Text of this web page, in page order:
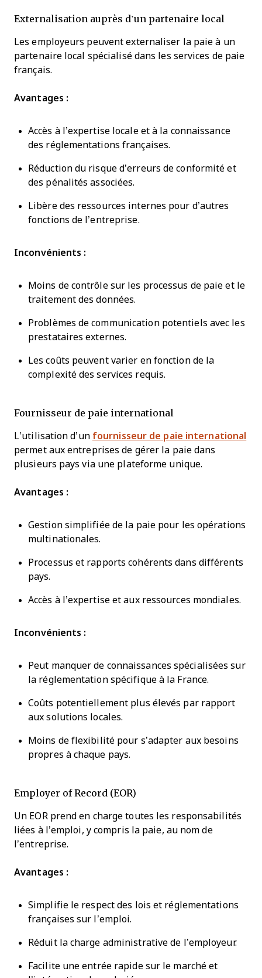
Externalisation auprès d’un partenaire local
Les employeurs peuvent externaliser la paie à un
partenaire local spécialisé dans les services de paie
français.
Avantages :
Accès à l’expertise locale et à la connaissance
des réglementations françaises.
Réduction du risque d’erreurs de conformité et
des pénalités associées.
Libère des ressources internes pour d’autres
fonctions de l’entreprise.
Inconvénients :
Moins de contrôle sur les processus de paie et le
traitement des données.
Problèmes de communication potentiels avec les
prestataires externes.
Les coûts peuvent varier en fonction de la
complexité des services requis.
Fournisseur de paie international
L’utilisation d’un fournisseur de paie international
permet aux entreprises de gérer la paie dans
plusieurs pays via une plateforme unique.
Avantages :
Gestion simplifiée de la paie pour les opérations
multinationales.
Processus et rapports cohérents dans différents
pays.
Accès à l’expertise et aux ressources mondiales.
Inconvénients :
Peut manquer de connaissances spécialisées sur
la réglementation spécifique à la France.
Coûts potentiellement plus élevés par rapport
aux solutions locales.
Moins de flexibilité pour s’adapter aux besoins
propres à chaque pays.
Employer of Record (EOR)
Un EOR prend en charge toutes les responsabilités
liées à l’emploi, y compris la paie, au nom de
l’entreprise.
Avantages :
Simplifie le respect des lois et réglementations
françaises sur l’emploi.
Réduit la charge administrative de l’employeur.
Facilite une entrée rapide sur le marché et